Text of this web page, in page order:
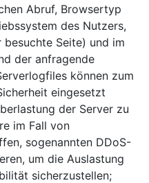
Abruf, Browsertyp
des Nutzers,
besuchte Seite) und im
der anfragende
können zum
eingesetzt
der Server zu
im Fall von
sogenannten DDoS-
um die Auslastung
sicherzustellen;